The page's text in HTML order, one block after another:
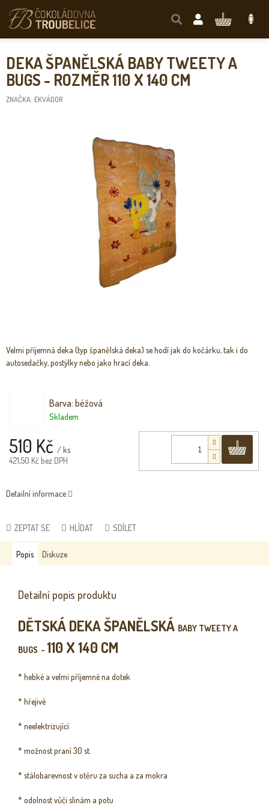
obsah
NÁKUPNÍ
DEKA ŠPANĚLSKÁ BABY TWEETY A
BUGS - ROZMĚR 110 X 140 CM
ZNAČKA: EKVÁDOR
Barva: béžová
Skladem
510 Kč / ks
421,50 Kč bez DPH
Velmi příjemná deka (typ španělská deka) se hodí jak do kočárku, tak i do
autosedačky, postýlky nebo jako hrací deka.
Detailní informace
ZEPTAT SE HLÍDAT SDÍLET
Popis Diskuze
Detailní popis produktu
DĚTSKÁ DEKA ŠPANĚLSKÁ BABY TWEETY A
BUGS - 110 X 140 CM
* hebké a velmi příjemné na dotek
* hřejivé
* neelektrizující
* možnost praní 30 st.
* stálobarevnost v otěru za sucha a za mokra
* odolnost vůči slinám a potu